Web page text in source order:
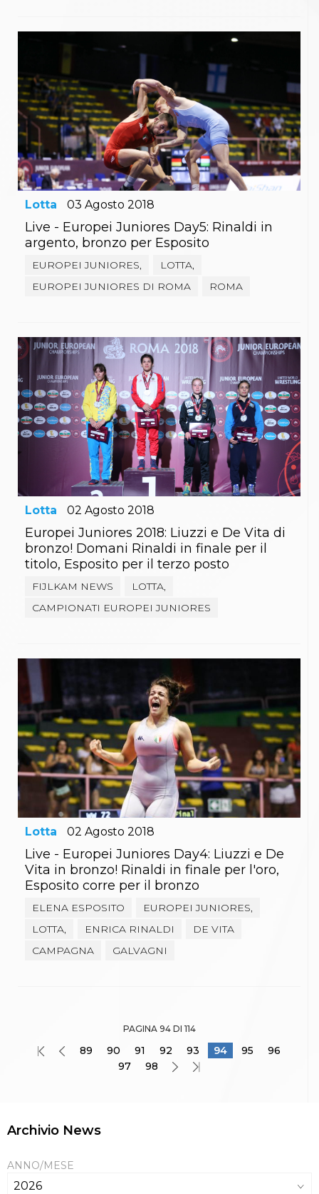
Lotta 03 Agosto 2018
Live - Europei Juniores Day5: Rinaldi in
argento, bronzo per Esposito
EUROPEI JUNIORES,
LOTTA,
EUROPEI JUNIORES DI ROMA
ROMA
Lotta 02 Agosto 2018
Europei Juniores 2018: Liuzzi e De Vita di
bronzo! Domani Rinaldi in finale per il
titolo, Esposito per il terzo posto
FIJLKAM NEWS
LOTTA,
CAMPIONATI EUROPEI JUNIORES
Lotta 02 Agosto 2018
Live - Europei Juniores Day4: Liuzzi e De
Vita in bronzo! Rinaldi in finale per l'oro,
Esposito corre per il bronzo
ELENA ESPOSITO
EUROPEI JUNIORES,
LOTTA,
ENRICA RINALDI
DE VITA
CAMPAGNA
GALVAGNI
PAGINA 94 DI 114
89 90 91 92 93 94 95
96
97
98
Archivio News
ANNO/MESE
2026